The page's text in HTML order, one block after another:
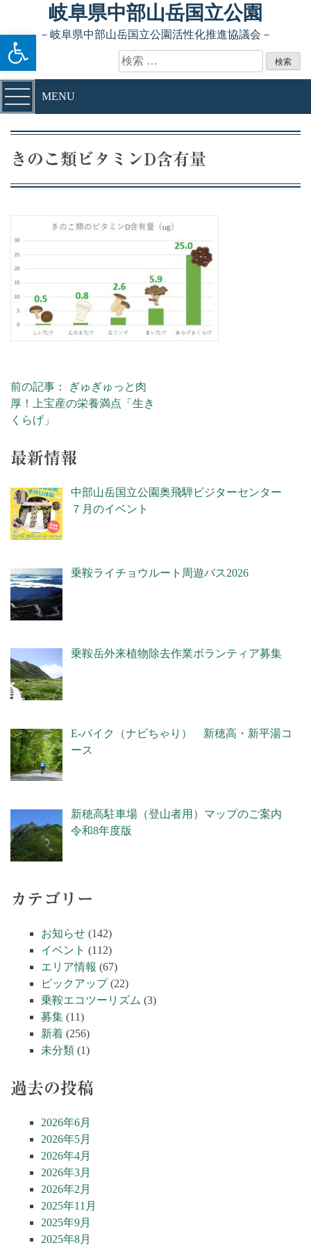
ツールバーを開く
Skip to content岐阜県中部山岳国立公園
－岐阜県中部山岳国立公園活性化推進協議会－
検索:
MENU
きのこ類ビタミンD含有量
投稿ナビゲーション
前の記事： ぎゅぎゅっと肉
厚！上宝産の栄養満点「生き
くらげ」
最新情報
中部山岳国立公園奥飛騨ビジターセンター
７月のイベント
乗鞍ライチョウルート周遊バス2026
乗鞍岳外来植物除去作業ボランティア募集
E-バイク（ナビちゃり） 新穂高・新平湯コ
ース
新穂高駐車場（登山者用）マップのご案内
令和8年度版
カテゴリー
お知らせ (142)
イベント (112)
エリア情報 (67)
ピックアップ(22)
乗鞍エコツーリズム (3)
募集 (11)
新着 (256)
未分類 (1)
過去の投稿
2026年6月
2026年5月
2026年4月
2026年3月
2026年2月
2025年11月
2025年9月
2025年8月